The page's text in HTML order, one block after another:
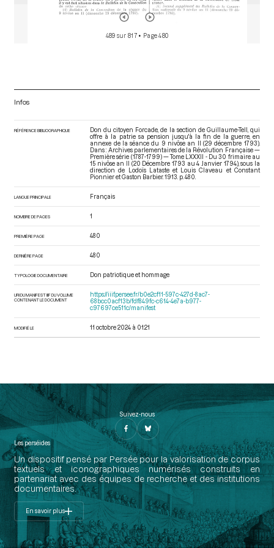
489 sur 817 • Page 480
Infos
RÉFÉRENCE BIBLIOGRAPHIQUE
Don du citoyen Forcade, de la section de Guillaume-Tell, qui
offre à la patrie sa pension jusqu'à la fin de la guerre, en
annexe de la séance du 9 nivôse an II (29 décembre 1793).
Dans : Archives parlementaires de la Révolution Française —
Première série (1787-1799) — Tome LXXXII - Du 30 frimaire au
15 nivôse an II (20 Décembre 1793 au 4 Janvier 1794), sous la
direction de Lodoïs Lataste et Louis Claveau et Constant
Pionnier et Gaston Barbier. 1913. p. 480.
LANGUE PRINCIPALE Français
NOMBRE DE PAGES 1
PREMIÈRE PAGE 480
DERNIÈRE PAGE 480
TYPOLOGIE DOCUMENTAIRE Don patriotique et hommage
URI DU MANIFEST IIIF DU VOLUME
CONTENANT LE DOCUMENT
https://iiif.persee.fr/b0e2cf11-597c-427d-8ac7-
68bcc0acf13b/fdf849fc-c614-4e7a-b977-
c97697ce511c/manifest
MODIFIÉ LE 11 octobre 2024 à 01:21
Suivez-nous
Les perséides
Un dispositif pensé par Persée pour la valorisation de corpus
textuels et iconographiques numérisés construits en
partenariat avec des équipes de recherche et des institutions
documentaires.
En savoir plus